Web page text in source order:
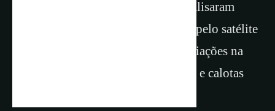
Para o estudo, os pesquisadores analisaram
dados coletados entre 2010 e 2020 pelo satélite
Cryosat-2 da ESA, que mede as variações na
espessura do gelo marinho, geleiras e calotas